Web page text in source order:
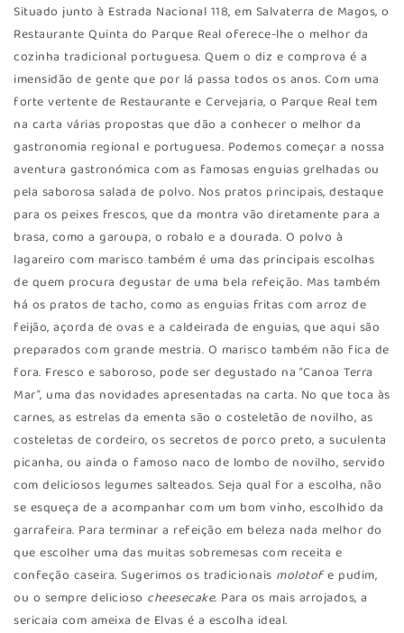
Situado junto à Estrada Nacional 118, em Salvaterra de Magos, o
Restaurante Quinta do Parque Real oferece-lhe o melhor da
cozinha tradicional portuguesa. Quem o diz e comprova é a
imensidão de gente que por lá passa todos os anos. Com uma
forte vertente de Restaurante e Cervejaria, o Parque Real tem
na carta várias propostas que dão a conhecer o melhor da
gastronomia regional e portuguesa. Podemos começar a nossa
aventura gastronómica com as famosas enguias grelhadas ou
pela saborosa salada de polvo. Nos pratos principais, destaque
para os peixes frescos, que da montra vão diretamente para a
brasa, como a garoupa, o robalo e a dourada. O polvo à
lagareiro com marisco também é uma das principais escolhas
de quem procura degustar de uma bela refeição. Mas também
há os pratos de tacho, como as enguias fritas com arroz de
feijão, açorda de ovas e a caldeirada de enguias, que aqui são
preparados com grande mestria. O marisco também não fica de
fora. Fresco e saboroso, pode ser degustado na “Canoa Terra
Mar”, uma das novidades apresentadas na carta. No que toca às
carnes, as estrelas da ementa são o costeletão de novilho, as
costeletas de cordeiro, os secretos de porco preto, a suculenta
picanha, ou ainda o famoso naco de lombo de novilho, servido
com deliciosos legumes salteados. Seja qual for a escolha, não
se esqueça de a acompanhar com um bom vinho, escolhido da
garrafeira. Para terminar a refeição em beleza nada melhor do
que escolher uma das muitas sobremesas com receita e
confeção caseira. Sugerimos os tradicionais molotofe pudim,
ou o sempre delicioso cheesecake. Para os mais arrojados, a
sericaia com ameixa de Elvas é a escolha ideal.